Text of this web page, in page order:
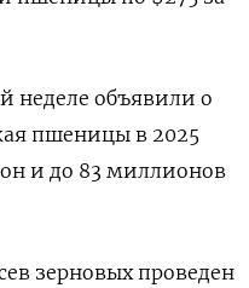
неделе объявили о
пшеницы в 2025
и до 83 миллионов
зерновых проведен